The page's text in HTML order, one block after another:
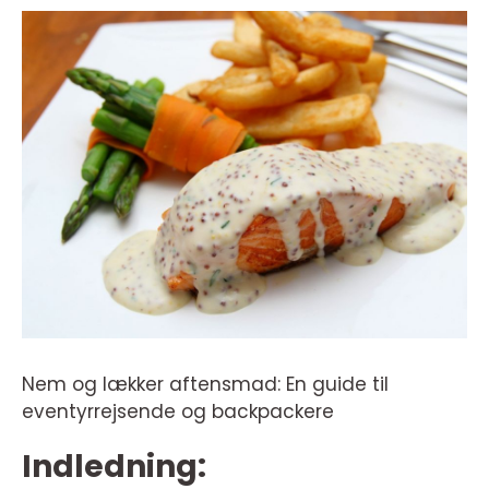
Nem og lækker aftensmad: En guide til
eventyrrejsende og backpackere
Indledning: